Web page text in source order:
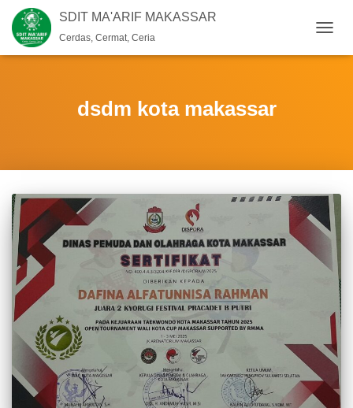
SDIT MA'ARIF MAKASSAR
Cerdas, Cermat, Ceria
dsdm kota makassar